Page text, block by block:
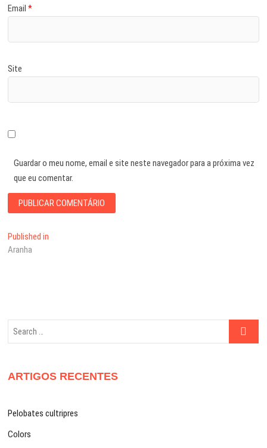
Email*
Site
Guardar o meu nome, email e site neste navegador para a próxima vez
que eu comentar.
Navegação
de
Published in
Aranha
Search
ARTIGOS RECENTES
Pelobates cultripres
Colors